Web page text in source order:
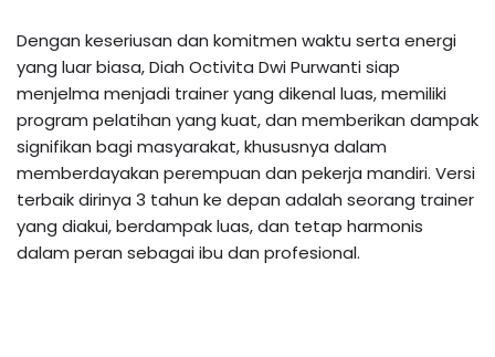
Dengan keseriusan dan komitmen waktu serta energi
yang luar biasa, Diah Octivita Dwi Purwanti siap
menjelma menjadi trainer yang dikenal luas, memiliki
program pelatihan yang kuat, dan memberikan dampak
signifikan bagi masyarakat, khususnya dalam
memberdayakan perempuan dan pekerja mandiri. Versi
terbaik dirinya 3 tahun ke depan adalah seorang trainer
yang diakui, berdampak luas, dan tetap harmonis
dalam peran sebagai ibu dan profesional.